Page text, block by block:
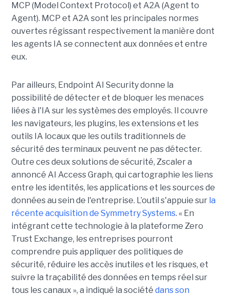
MCP (Model Context Protocol) et A2A (Agent to
Agent). MCP et A2A sont les principales normes
ouvertes régissant respectivement la manière dont
les agents IA se connectent aux données et entre
eux.
Par ailleurs, Endpoint AI Security donne la
possibilité de détecter et de bloquer les menaces
liées à l'IA sur les systèmes des employés. Il couvre
les navigateurs, les plugins, les extensions et les
outils IA locaux que les outils traditionnels de
sécurité des terminaux peuvent ne pas détecter.
Outre ces deux solutions de sécurité, Zscaler a
annoncé AI Access Graph, qui cartographie les liens
entre les identités, les applications et les sources de
données au sein de l'entreprise. L’outil s'appuie sur la
récente acquisition de Symmetry Systems. « En
intégrant cette technologie à la plateforme Zero
Trust Exchange, les entreprises pourront
comprendre puis appliquer des politiques de
sécurité, réduire les accès inutiles et les risques, et
suivre la traçabilité des données en temps réel sur
tous les canaux », a indiqué la société dans son